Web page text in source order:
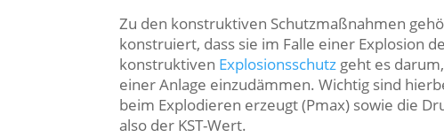
Zu den konstruktiven Schutzmaßnahmen
konstruiert, dass sie im Falle einer Explosion
konstruktiven Explosionsschutz geht es
einer Anlage einzudämmen. Wichtig sind
beim Explodieren erzeugt (Pmax) sowie die
also der KST-Wert.